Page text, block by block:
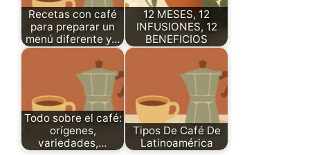
Recetas con café
para preparar un
menú diferente y…
12 MESES, 12
INFUSIONES, 12
BENEFICIOS
Todo sobre el café:
orígenes,
variedades,…
Tipos De Café De
Latinoamérica